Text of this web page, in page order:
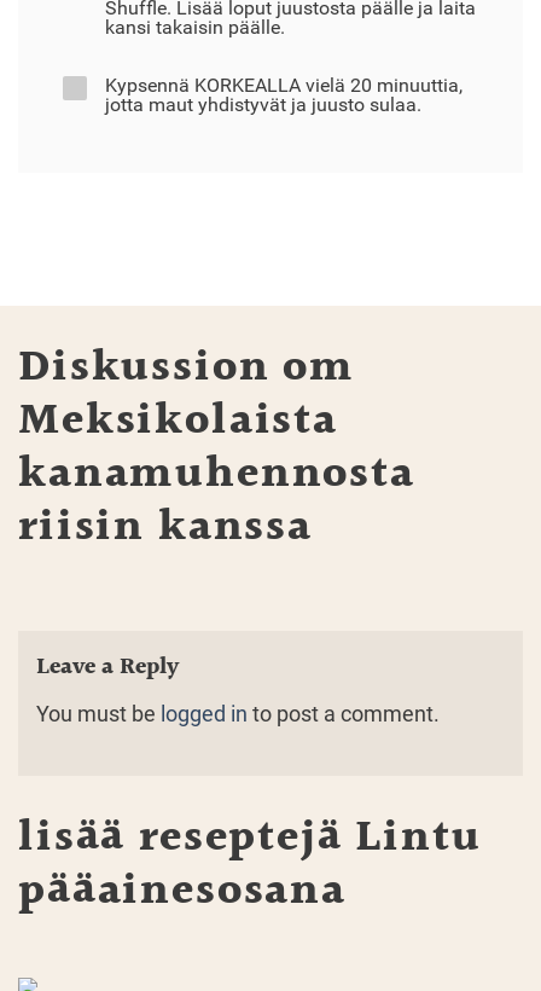
Shuffle. Lisää loput juustosta päälle ja laita
kansi takaisin päälle.
Kypsennä KORKEALLA vielä 20 minuuttia,
jotta maut yhdistyvät ja juusto sulaa.
Diskussion om
Meksikolaista
kanamuhennosta
riisin kanssa
Leave a Reply
You must be logged in to post a comment.
lisää reseptejä Lintu
pääainesosana